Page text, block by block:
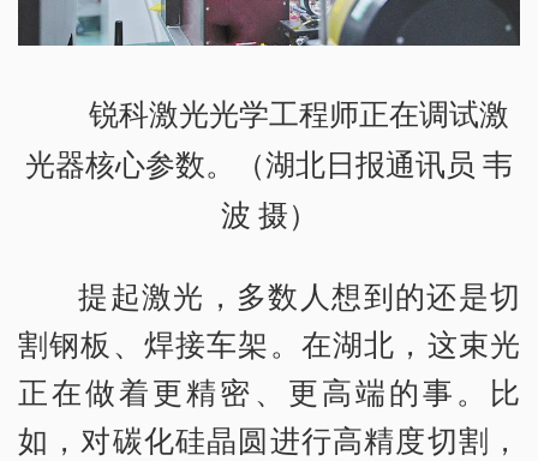
锐科激光光学工程师正在调试激
光器核心参数。（湖北日报通讯员 韦
波 摄）
提起激光，多数人想到的还是切
割钢板、焊接车架。在湖北，这束光
正在做着更精密、更高端的事。比
如，对碳化硅晶圆进行高精度切割，